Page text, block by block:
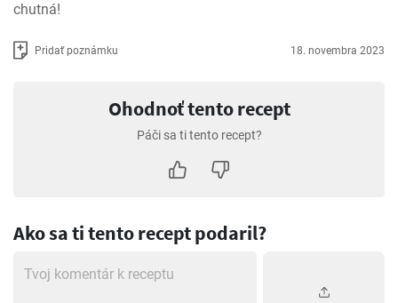
chutná!
Pridať poznámku 18. novembra 2023
Ohodnoť tento recept
Páči sa ti tento recept?
Ako sa ti tento recept podaril?